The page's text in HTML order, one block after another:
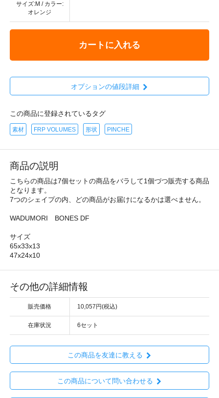
サイズ:M / カラー:
オレンジ
カートに入れる
オプションの値段詳細
この商品に登録されているタグ
素材 FRP VOLUMES 形状 PINCHE
商品の説明
こちらの商品は7個セットの商品をバラして1個づつ販売する商品
となります。
7つのシェイプの内、どの商品がお届けになるかは選べません。
WADUMORI BONES DF
サイズ
65x33x13
47x24x10
その他の詳細情報
販売価格 10,057円(税込)
在庫状況 6セット
この商品を友達に教える
この商品について問い合わせる